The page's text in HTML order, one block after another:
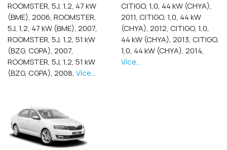
ROOMSTER, 5J, 1,2, 47 kW
(BME), 2006, ROOMSTER,
5J, 1,2, 47 kW (BME), 2007,
ROOMSTER, 5J, 1,2, 51 kW
(BZG, CGPA), 2007,
ROOMSTER, 5J, 1,2, 51 kW
(BZG, CGPA), 2008, Více...
CITIGO, 1,0, 44 kW (CHYA),
2011, CITIGO, 1,0, 44 kW
(CHYA), 2012, CITIGO, 1,0,
44 kW (CHYA), 2013, CITIGO,
1,0, 44 kW (CHYA), 2014,
Více...